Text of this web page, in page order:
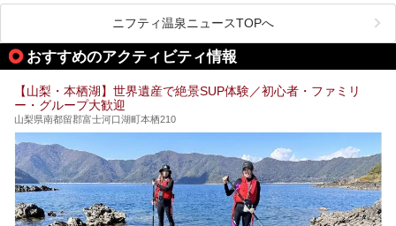
も、これからの季節に嬉しい、じんわりと体の芯まで温ま
る“ぬる湯”が豊富なのも魅力。今回は、湯質も抜群で心ゆく
までリラックスできる山梨のお得な日帰り温泉を、実際体験
した感想と共に紹介します。
※ぬる湯とは35℃～39℃程度の体温に近いぬるめ温泉のこ
ニフティ温泉ニュースTOPへ
おすすめのアクティビティ情報
【山梨・本栖湖】世界遺産で絶景SUP体験／初心者・ファミリ
ー・グループ大歓迎
山梨県南都留郡富士河口湖町本栖210